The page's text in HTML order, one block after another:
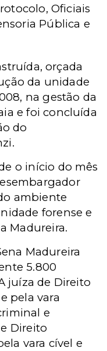
Oficiais
Pública e
orçada
da unidade
na gestão da
e foi concluída
do
o início do mês
ambiente
forense e
Madureira.
Madureira
5.800
juíza de Direito
pela vara
e
Direito
vara cível e